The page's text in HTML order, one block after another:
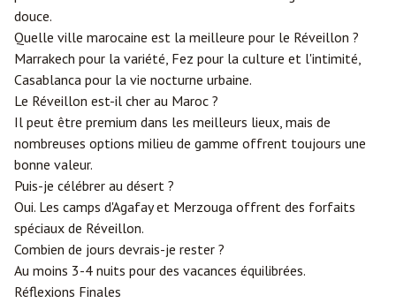
douce.
Quelle ville marocaine est la meilleure pour le Réveillon ?
Marrakech pour la variété, Fez pour la culture et l'intimité,
Casablanca pour la vie nocturne urbaine.
Le Réveillon est-il cher au Maroc ?
Il peut être premium dans les meilleurs lieux, mais de
nombreuses options milieu de gamme offrent toujours une
bonne valeur.
Puis-je célébrer au désert ?
Oui. Les camps d'Agafay et Merzouga offrent des forfaits
spéciaux de Réveillon.
Combien de jours devrais-je rester ?
Au moins 3-4 nuits pour des vacances équilibrées.
Réflexions Finales